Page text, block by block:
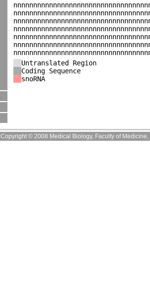
Untranslated Region
Coding Sequence
snoRNA
Copyright © 2008 Medical Biology, Faculty of